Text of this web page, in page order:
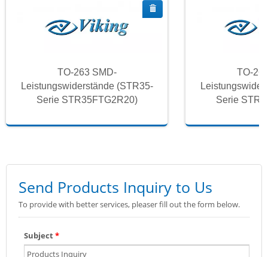
TO-263 SMD-
Leistungswiderstände (STR35-
Serie STR35FTG2R20)
TO-
Serie